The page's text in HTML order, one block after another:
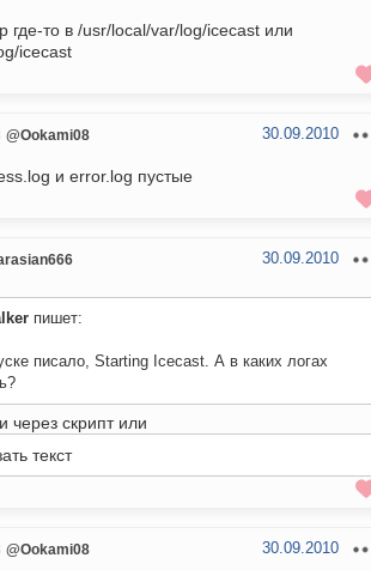
где-то в /usr/local/var/log/icecast или
icecast
@Ookami08 30.09.2010
и error.log пустые
30.09.2010
пишет:
писало, Starting Icecast. А в каких логах
через скрипт или
текст
@Ookami08 30.09.2010